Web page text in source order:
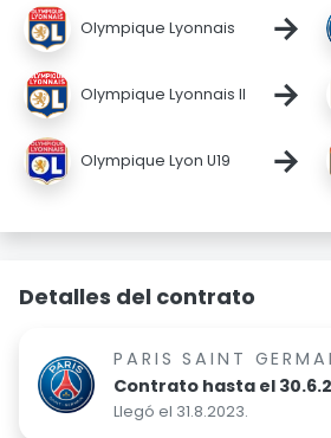
Olympique Lyonnais →
Olympique Lyonnais II →
Olympique Lyon U19 →
Detalles del contrato
PARIS SAINT
Contrato hasta el
Llegó el 31.8.2023.